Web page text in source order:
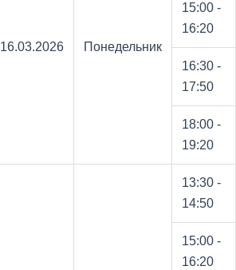
16.03.2026 Понедельник
15:00 -
16:20
16:30 -
17:50
18:00 -
19:20
13:30 -
14:50
15:00 -
16:20